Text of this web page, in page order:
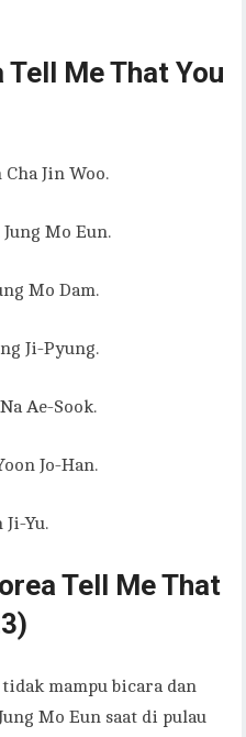
Me That You
Jin Woo.
Mo Eun.
Mo Dam.
Ji-Pyung.
Ae-Sook.
Jo-Han.
Ji-Yu.
Tell Me That
tidak mampu bicara dan
Mo Eun saat di pulau